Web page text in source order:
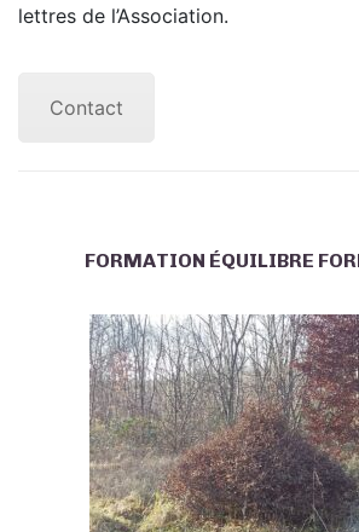
lettres de l’Association.
Contact
FORMATION ÉQUILIBRE